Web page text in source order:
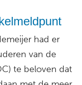
had er
van de
te beloven dat